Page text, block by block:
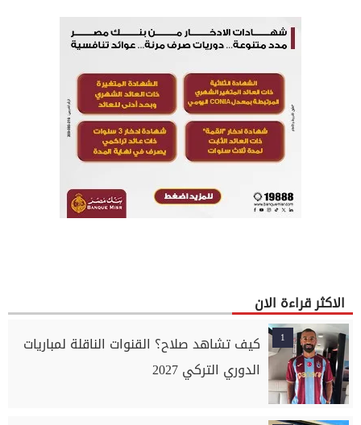
الاكثر قراءة الان
1
كيف تشاهد صلاح؟ القنوات الناقلة لمباريات
الدوري التركي 2027